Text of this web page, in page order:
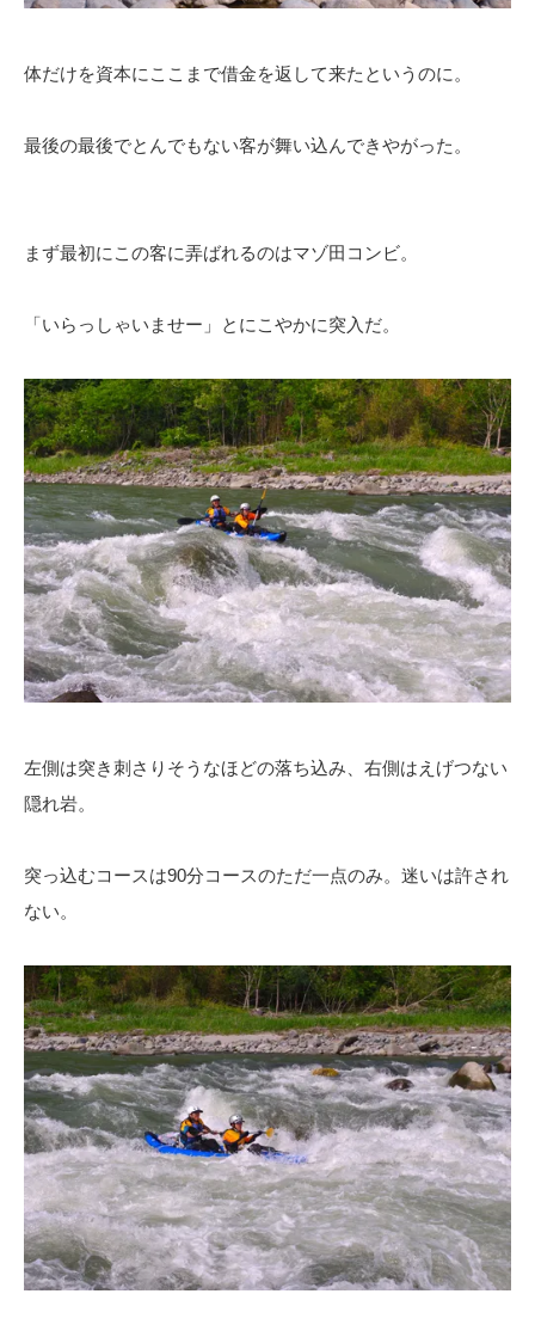
体だけを資本にここまで借金を返して来たというのに。
最後の最後でとんでもない客が舞い込んできやがった。
まず最初にこの客に弄ばれるのはマゾ田コンビ。
「いらっしゃいませー」とにこやかに突入だ。
左側は突き刺さりそうなほどの落ち込み、右側はえげつない
隠れ岩。
突っ込むコースは90分コースのただ一点のみ。迷いは許され
ない。